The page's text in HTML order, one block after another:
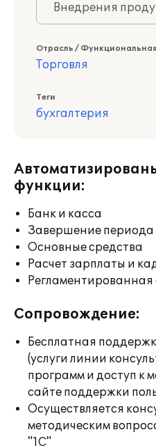
Внедрения
Отрасль /
Торговля
Теги
бухгалтерия
функции:
Банк и касса
Завершение периода
Основные средства
Расчет зарплаты и
Регламентированная
Сопровождение:
Бесплатная
(услуги линии
программ и доступ к
сайте поддержки
Осуществляется
методическим
"1С"